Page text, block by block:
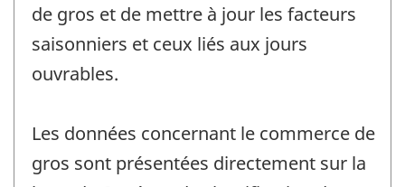
de gros et de mettre à jour les facteurs
saisonniers et ceux liés aux jours
ouvrables.
Les données concernant le commerce de
gros sont présentées directement sur la